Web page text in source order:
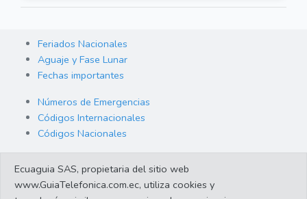
Feriados Nacionales
Aguaje y Fase Lunar
Fechas importantes
Números de Emergencias
Códigos Internacionales
Códigos Nacionales
Cambio de Divisas
Enlaces de interes
Ecuaguia SAS, propietaria del sitio web
www.GuiaTelefonica.com.ec, utiliza cookies y